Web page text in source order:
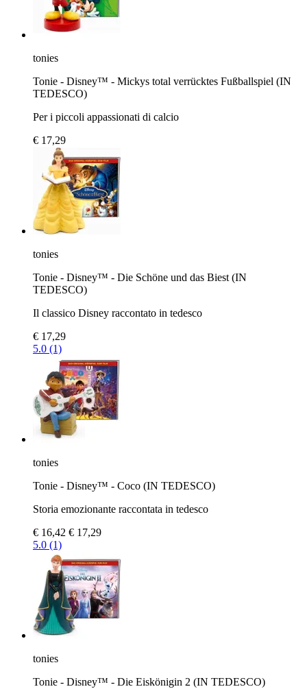
tonies
Tonie - Disney™ - Mickys total verrücktes Fußballspiel (IN
TEDESCO)
Per i piccoli appassionati di calcio
€ 17,29
tonies
Tonie - Disney™ - Die Schöne und das Biest (IN
TEDESCO)
Il classico Disney raccontato in tedesco
€ 17,29
5.0 (1)
tonies
Tonie - Disney™ - Coco (IN TEDESCO)
Storia emozionante raccontata in tedesco
€ 16,42 € 17,29
5.0 (1)
tonies
Tonie - Disney™ - Die Eiskönigin 2 (IN TEDESCO)